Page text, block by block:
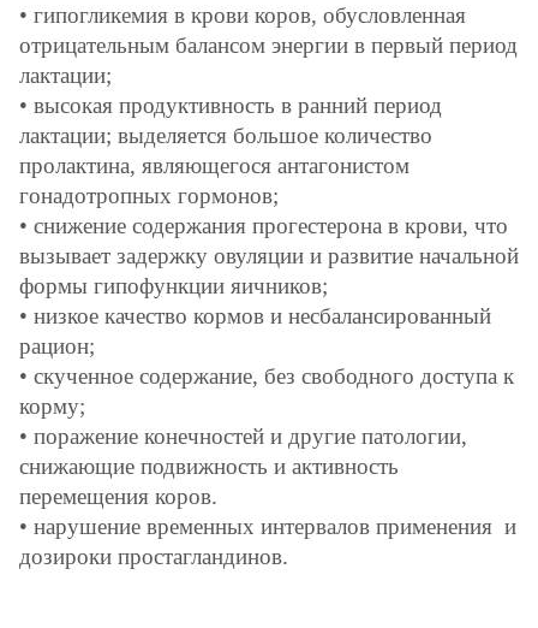
• гипогликемия в крови коров, обусловленная
отрицательным балансом энергии в первый период
лактации;
• высокая продуктивность в ранний период
лактации; выделяется большое количество
пролактина, являющегося антагонистом
гонадотропных гормонов;
• снижение содержания прогестерона в крови, что
вызывает задержку овуляции и развитие начальной
формы гипофункции яичников;
• низкое качество кормов и несбалансированный
рацион;
• скученное содержание, без свободного доступа к
корму;
• поражение конечностей и другие патологии,
снижающие подвижность и активность
перемещения коров.
• нарушение временных интервалов применения и
дозироки простагландинов.